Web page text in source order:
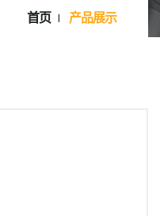
首页 产品展示